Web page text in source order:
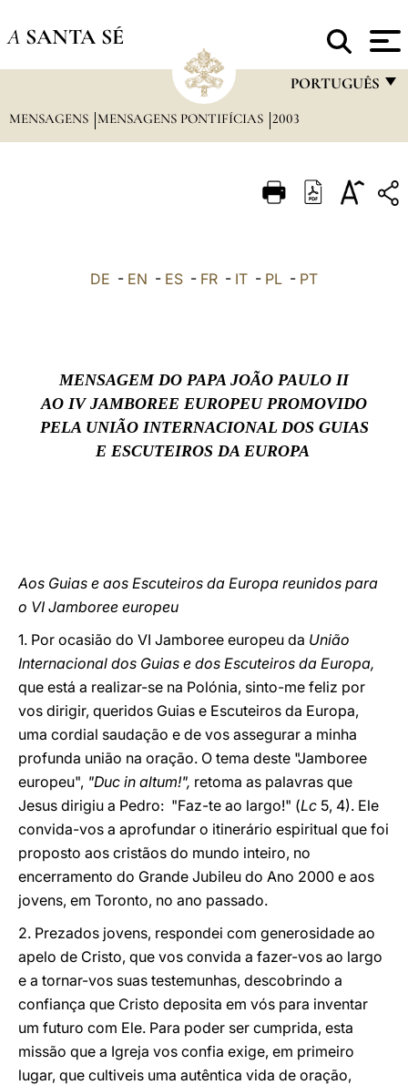
A SANTA SÉ
PORTUGUÊS
FRANÇAIS
ITALIANO
中文
LATINE
MENSAGENS MENSAGENS PONTIFÍCIAS 2003
DE - EN - ES - FR - IT - PL - PT
MENSAGEM DO PAPA JOÃO PAULO II
AO IV JAMBOREE EUROPEU PROMOVIDO
PELA UNIÃO INTERNACIONAL DOS GUIAS
E ESCUTEIROS DA EUROPA
Aos Guias e aos Escuteiros da Europa reunidos para
o VI Jamboree europeu
1. Por ocasião do VI Jamboree europeu da União
Internacional dos Guias e dos Escuteiros da Europa,
que está a realizar-se na Polónia, sinto-me feliz por
vos dirigir, queridos Guias e Escuteiros da Europa,
uma cordial saudação e de vos assegurar a minha
profunda união na oração. O tema deste "Jamboree
europeu", "Duc in altum!", retoma as palavras que
Jesus dirigiu a Pedro: "Faz-te ao largo!" (Lc 5, 4). Ele
convida-vos a aprofundar o itinerário espiritual que foi
proposto aos cristãos do mundo inteiro, no
encerramento do Grande Jubileu do Ano 2000 e aos
jovens, em Toronto, no ano passado.
2. Prezados jovens, respondei com generosidade ao
apelo de Cristo, que vos convida a fazer-vos ao largo
e a tornar-vos suas testemunhas, descobrindo a
confiança que Cristo deposita em vós para inventar
um futuro com Ele. Para poder ser cumprida, esta
missão que a Igreja vos confia exige, em primeiro
lugar, que cultiveis uma autêntica vida de oração,